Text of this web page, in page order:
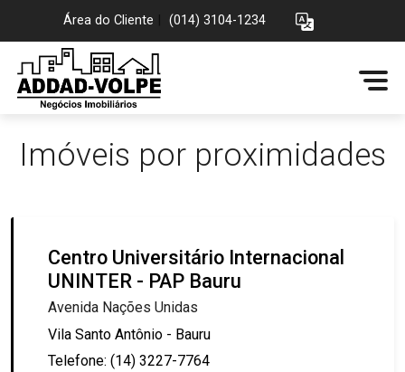
Área do Cliente (014) 3104-1234
Imóveis por proximidades
Centro Universitário Internacional
UNINTER - PAP Bauru
Avenida Nações Unidas
Vila Santo Antônio - Bauru
Telefone: (14) 3227-7764